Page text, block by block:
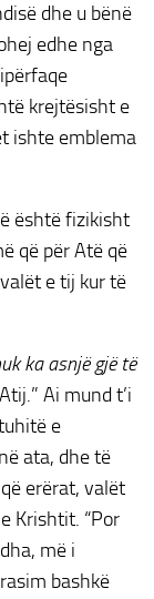
dhe u bënë
edhe nga
krejtësisht e
ishte emblema
është fizikisht
që për Atë që
e tij kur të
ka asnjë gjë të
Ai mund t’i
e
ata, dhe të
erërat, valët
Krishtit. “Por
më i
bashkë